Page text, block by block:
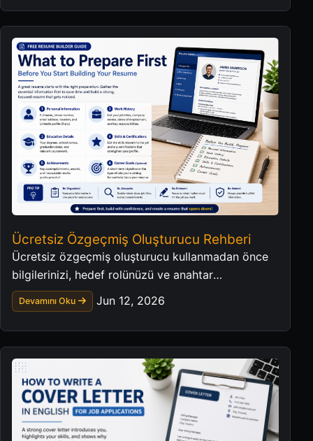
Ücretsiz Özgeçmiş Oluşturucu Rehberi
Ücretsiz özgeçmiş oluşturucu kullanmadan önce
bilgilerinizi, hedef rolünüzü ve anahtar
kelimelerinizi düzenleyin.
Devamını Oku Jun 12, 2026